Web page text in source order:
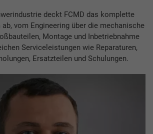
deckt FCMD das komplette
vom Engineering über die mechanische
Montage und Inbetriebnahme
Serviceleistungen wie Reparaturen,
Ersatzteilen und Schulungen.